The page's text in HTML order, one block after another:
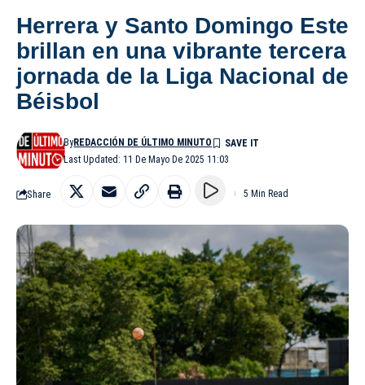
Herrera y Santo Domingo Este
brillan en una vibrante tercera
jornada de la Liga Nacional de
Béisbol
Last Updated: 11 De Mayo De 2025 11:03
ByREDACCIÓN DE ÚLTIMO MINUTO
Share 5 Min Read